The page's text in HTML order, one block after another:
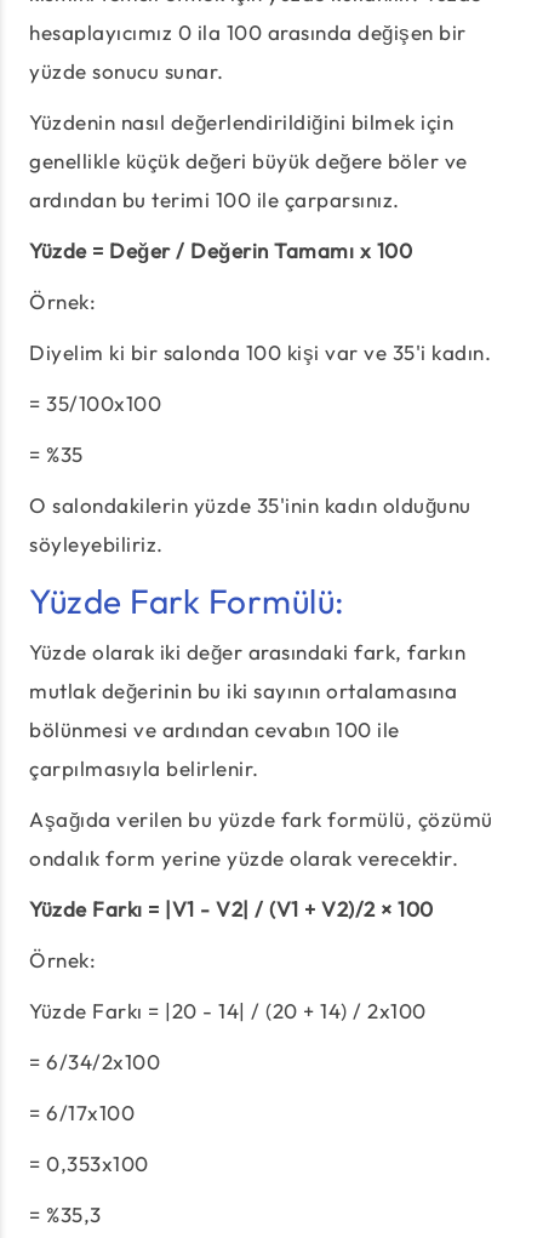
hesaplayıcımız 0 ila 100 arasında değişen bir
yüzde sonucu sunar.
Yüzdenin nasıl değerlendirildiğini bilmek için
genellikle küçük değeri büyük değere böler ve
ardından bu terimi 100 ile çarparsınız.
Yüzde = Değer / Değerin Tamamı x 100
Örnek:
Diyelim ki bir salonda 100 kişi var ve 35'i kadın.
= 35/100x100
= %35
O salondakilerin yüzde 35'inin kadın olduğunu
söyleyebiliriz.
Yüzde Fark Formülü:
Yüzde olarak iki değer arasındaki fark, farkın
mutlak değerinin bu iki sayının ortalamasına
bölünmesi ve ardından cevabın 100 ile
çarpılmasıyla belirlenir.
Aşağıda verilen bu yüzde fark formülü, çözümü
ondalık form yerine yüzde olarak verecektir.
Yüzde Farkı = |V1 - V2| / (V1 + V2)/2 × 100
Örnek:
Yüzde Farkı = |20 - 14| / (20 + 14) / 2x100
= 6/34/2x100
= 6/17x100
= 0,353x100
= %35,3